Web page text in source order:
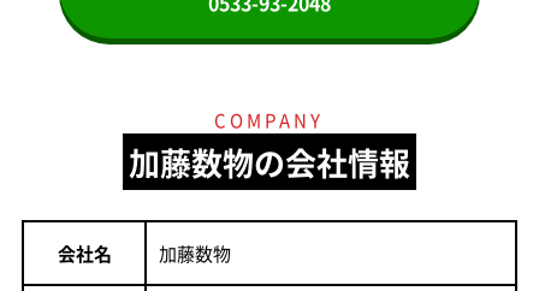
COMPANY
加藤数物の会社情報
会社名 加藤数物